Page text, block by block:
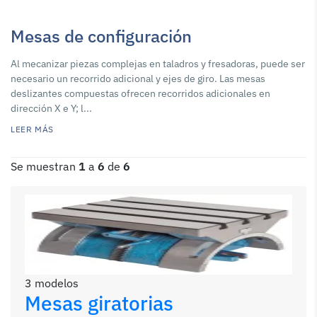
Mesas de configuración
Al mecanizar piezas complejas en taladros y fresadoras, puede ser
necesario un recorrido adicional y ejes de giro. Las mesas
deslizantes compuestas ofrecen recorridos adicionales en
dirección X e Y; l...
LEER MÁS
Se muestran 1 a 6 de 6
3 modelos
Mesas giratorias